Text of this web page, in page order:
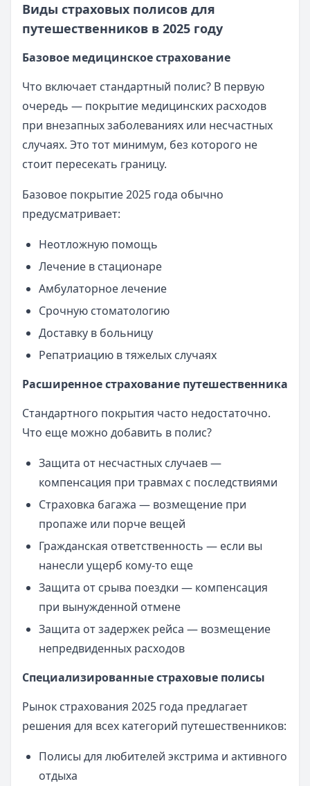
Виды страховых полисов для
путешественников в 2025 году
Базовое медицинское страхование
Что включает стандартный полис? В первую
очередь — покрытие медицинских расходов
при внезапных заболеваниях или несчастных
случаях. Это тот минимум, без которого не
стоит пересекать границу.
Базовое покрытие 2025 года обычно
предусматривает:
Неотложную помощь
Лечение в стационаре
Амбулаторное лечение
Срочную стоматологию
Доставку в больницу
Репатриацию в тяжелых случаях
Расширенное страхование путешественника
Стандартного покрытия часто недостаточно.
Что еще можно добавить в полис?
Защита от несчастных случаев —
компенсация при травмах с последствиями
Страховка багажа — возмещение при
пропаже или порче вещей
Гражданская ответственность — если вы
нанесли ущерб кому-то еще
Защита от срыва поездки — компенсация
при вынужденной отмене
Защита от задержек рейса — возмещение
непредвиденных расходов
Специализированные страховые полисы
Рынок страхования 2025 года предлагает
решения для всех категорий путешественников:
Полисы для любителей экстрима и активного
отдыха